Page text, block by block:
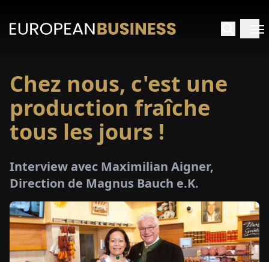
Chez nous, c'est une
production fraîche
tous les jours !
Interview avec Maximilian Aigner,
Direction de Magnus Bauch e.K.